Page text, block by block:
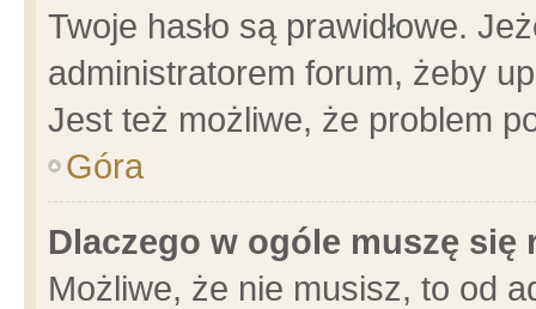
Twoje hasło są prawidłowe.
administratorem forum, żeby
Jest też możliwe, że problem
Góra
Dlaczego w ogóle muszę się
Możliwe, że nie musisz, to od